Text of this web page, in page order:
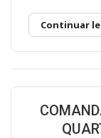
Continuar